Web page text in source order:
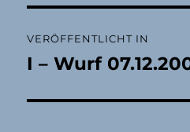
VERÖFFENTLICHT IN
I – Wurf